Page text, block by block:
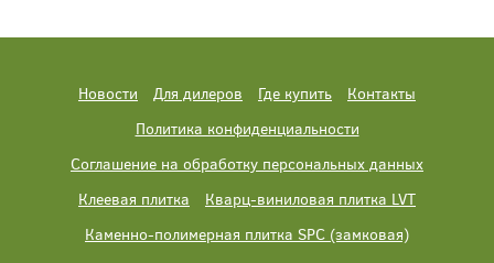
Новости Для дилеров Где купить
Контакты
Политика конфиденциальности
Соглашение на обработку персональных данных
Клеевая плитка
Кварц-виниловая плитка LVT
Каменно-полимерная плитка SPC (замковая)